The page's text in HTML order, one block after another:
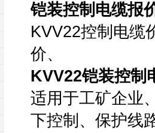
铠装控制电缆报
KVV22控制电缆
价、
KVV22铠装控制
适用于工矿企业
下控制、保护线